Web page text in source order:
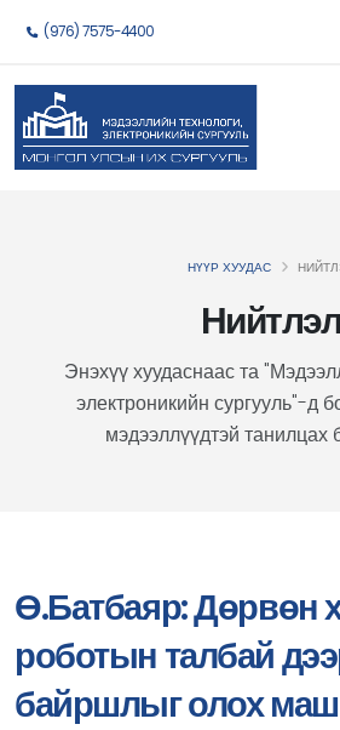
(976) 7575-4400
Нийтлэл
Энэхүү хуудаснаас та
электроникийн сургууль"-д
мэдээллүүдтэй танилцах
НҮҮР ХУУДАС
Ө.Батбаяр: Дөрвөн
роботын талбай
байршлыг олох маш